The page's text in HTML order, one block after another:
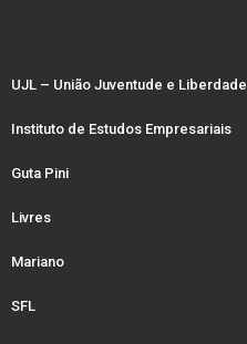
UJL – União Juventude e Liberdade
Instituto de Estudos Empresariais
Guta Pini
Livres
Mariano
SFL